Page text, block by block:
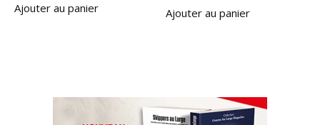
Ajouter au panier Ajouter au panier